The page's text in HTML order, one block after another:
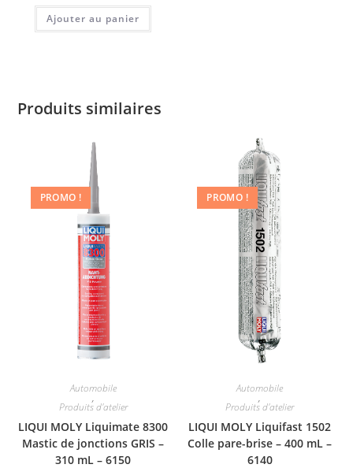
Ajouter au panier
Produits similaires
PROMO !
Automobile
,
Produits d'atelier
LIQUI MOLY Liquimate 8300
Mastic de jonctions GRIS –
310 mL – 6150
PROMO !
Automobile
,
Produits d'atelier
LIQUI MOLY Liquifast 1502
Colle pare-brise – 400 mL –
6140